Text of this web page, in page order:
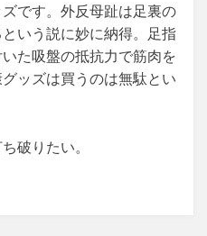
です。外反母趾は足裏の
いう説に妙に納得。足指
た吸盤の抵抗力で筋肉を
ッズは買うのは無駄とい
破りたい。